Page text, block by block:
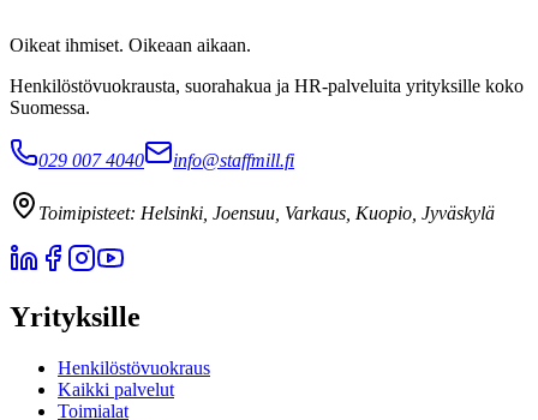
Oikeat ihmiset. Oikeaan aikaan.
Henkilöstövuokrausta, suorahakua ja HR-palveluita yrityksille koko
Suomessa.
029 007 4040 info@staffmill.fi
Toimipisteet: Helsinki, Joensuu, Varkaus, Kuopio, Jyväskylä
Yrityksille
Henkilöstövuokraus
Kaikki palvelut
Toimialat